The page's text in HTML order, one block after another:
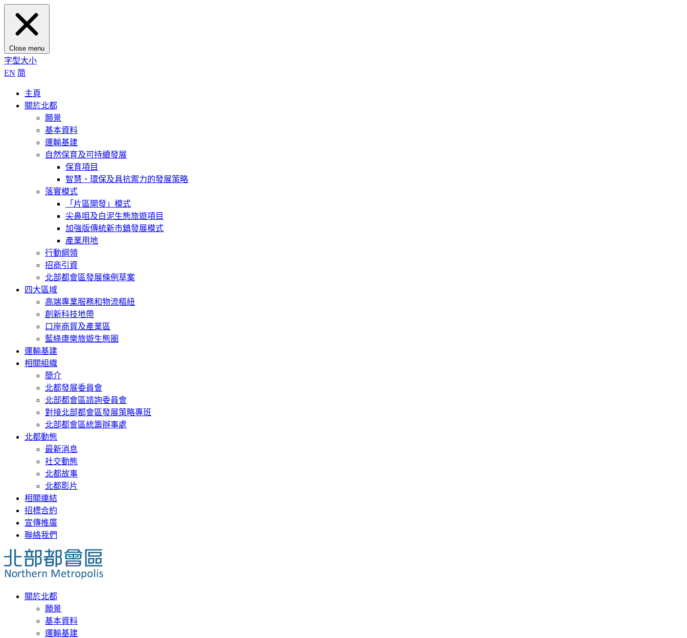
Close menu
字型大小
EN 简
主頁
關於北都
願景
基本資料
運輸基建
自然保育及可持續發展
保育項目
智慧、環保及具抗禦力的發展策略
落實模式
「片區開發」模式
尖鼻咀及白泥生態旅遊項目
加強版傳統新市鎮發展模式
產業用地
行動綱領
招商引資
北部都會區發展條例草案
四大區域
高端專業服務和物流樞紐
創新科技地帶
口岸商貿及產業區
藍綠康樂旅遊生態圈
運輸基建
相關組織
簡介
北都發展委員會
北部都會區諮詢委員會
對接北部都會區發展策略專班
北部都會區統籌辦事處
北都動態
最新消息
社交動態
北都故事
北都影片
相關連結
招標合約
宣傳推廣
聯絡我們
關於北都
願景
基本資料
運輸基建